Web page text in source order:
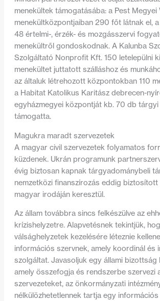
menekültek támogatásába: a Pest
menekültközpontjaiban 290 főt látnak el, a
48 értelmi-, érzék- és mozgásszervi
menekültről gondoskodnak. A Kalunba
Szolgáltató Nonprofit Kft. 150 letelepülni
menekültet juttatott szálláshoz és
az általuk létrehozott központokban 110
a Habitat Katolikus Karitász debrecen-
egyházmegyei központját kb. 70 db tárgyi
támogatta.
Magukra maradt szervezetek
A magyar civil szervezetek folyamatos
küzdenek. Ukrán programunk
évig biztosan kapnak tárgyadománybeli
nemzetközi finanszírozás eddig
magyar irodáján keresztül.
Az állam továbbra sincs felkészülve az
krízishelyzetre. Alapvetésnek tekintjük,
válsághelyzetek kezelésére léteznie
információs szervnek, amely koordinál és
szolgáltat. Javasoljuk egy állami bizottság
amely összefogja és rendszerbe szervezi
szervezeteket, az önkormányzati
nélkülözhetetlennek tartja egy